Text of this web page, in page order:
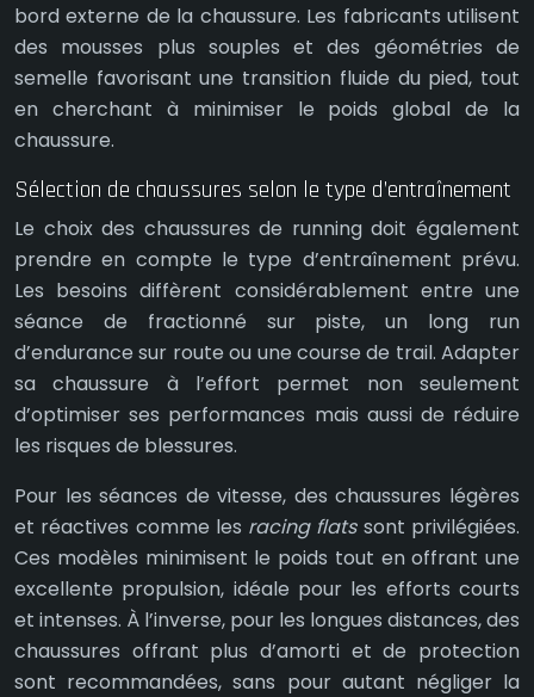
bord externe de la chaussure. Les fabricants utilisent
des mousses plus souples et des géométries de
semelle favorisant une transition fluide du pied, tout
en cherchant à minimiser le poids global de la
chaussure.
Sélection de chaussures selon le type d’entraînement
Le choix des chaussures de running doit également
prendre en compte le type d’entraînement prévu.
Les besoins diffèrent considérablement entre une
séance de fractionné sur piste, un long run
d’endurance sur route ou une course de trail. Adapter
sa chaussure à l’effort permet non seulement
d’optimiser ses performances mais aussi de réduire
les risques de blessures.
Pour les séances de vitesse, des chaussures légères
et réactives comme les racing flats sont privilégiées.
Ces modèles minimisent le poids tout en offrant une
excellente propulsion, idéale pour les efforts courts
et intenses. À l’inverse, pour les longues distances, des
chaussures offrant plus d’amorti et de protection
sont recommandées, sans pour autant négliger la